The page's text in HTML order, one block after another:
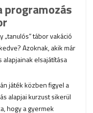
programozás
„tanulós” tábor vakáció
Azoknak, akik már
alapjainak elsajátítása
játék közben figyel a
alapjai kurzust sikerül
hogy a gyermek